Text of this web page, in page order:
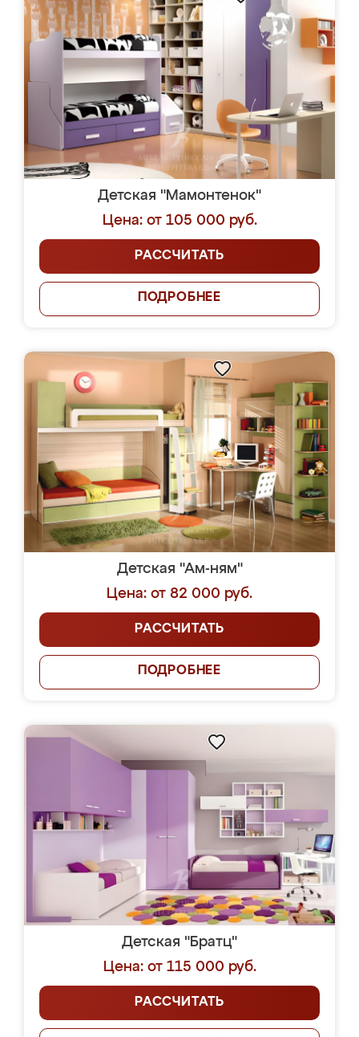
Детская "Мамонтенок"
Цена: от 105 000 руб.
РАССЧИТАТЬ
ПОДРОБНЕЕ
Детская "Ам-ням"
Цена: от 82 000 руб.
РАССЧИТАТЬ
ПОДРОБНЕЕ
Детская "Братц"
Цена: от 115 000 руб.
РАССЧИТАТЬ